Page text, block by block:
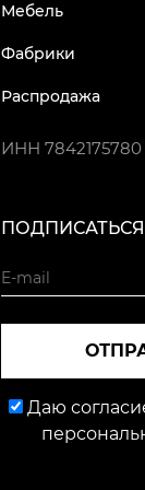
Мебель
Фабрики
Распродажа
ИНН 7842175780
Даю